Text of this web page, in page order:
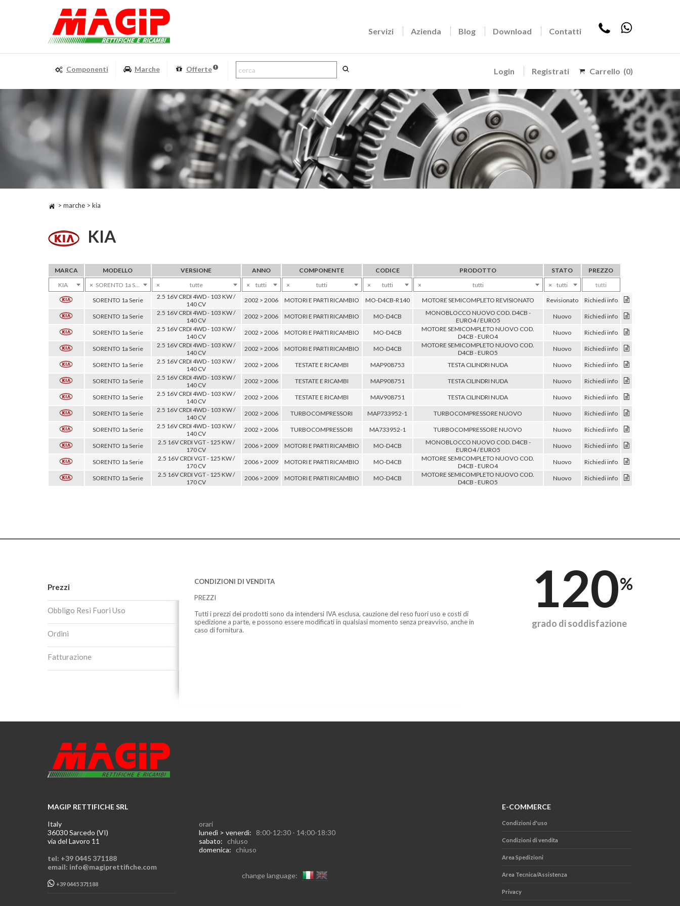
Servizi Azienda Blog Download Contatti
Login Registrati Carrello (0)
Componenti Marche Offerte
> marche > kia
KIA
MARCA MODELLO VERSIONE ANNO COMPONENTE CODICE PRODOTTO STATO
PREZZO
KIA
× SORENTO 1a Serie × tutte × tutti × tutti × tutti × tutti × tutti
tutti
SORENTO 1a Serie
2.5 16V CRDI 4WD - 103 KW /
140 CV
2002 > 2006 MOTORI E PARTI RICAMBIO MO-D4CB-R140 MOTORE SEMICOMPLETO REVISIONATO Revisionato Richiedi info
SORENTO 1a Serie
2.5 16V CRDI 4WD - 103 KW /
140 CV
2002 > 2006 MOTORI E PARTI RICAMBIO MO-D4CB
MONOBLOCCO NUOVO COD. D4CB -
EURO4 / EURO5
Nuovo Richiedi info
SORENTO 1a Serie
2.5 16V CRDI 4WD - 103 KW /
140 CV
2002 > 2006 MOTORI E PARTI RICAMBIO MO-D4CB
MOTORE SEMICOMPLETO NUOVO COD.
D4CB - EURO4
Nuovo Richiedi info
SORENTO 1a Serie
2.5 16V CRDI 4WD - 103 KW /
140 CV
2002 > 2006 MOTORI E PARTI RICAMBIO MO-D4CB
MOTORE SEMICOMPLETO NUOVO COD.
D4CB - EURO5
Nuovo Richiedi info
SORENTO 1a Serie
2.5 16V CRDI 4WD - 103 KW /
140 CV
2002 > 2006 TESTATE E RICAMBI MAP908753 TESTA CILINDRI NUDA Nuovo Richiedi info
SORENTO 1a Serie
2.5 16V CRDI 4WD - 103 KW /
140 CV
2002 > 2006 TESTATE E RICAMBI MAP908751 TESTA CILINDRI NUDA Nuovo Richiedi info
SORENTO 1a Serie
2.5 16V CRDI 4WD - 103 KW /
140 CV
2002 > 2006 TESTATE E RICAMBI MAV908751 TESTA CILINDRI NUDA Nuovo Richiedi info
SORENTO 1a Serie
2.5 16V CRDI 4WD - 103 KW /
140 CV
2002 > 2006 TURBOCOMPRESSORI MAP733952-1 TURBOCOMPRESSORE NUOVO Nuovo Richiedi info
SORENTO 1a Serie
2.5 16V CRDI 4WD - 103 KW /
140 CV
2002 > 2006 TURBOCOMPRESSORI MA733952-1 TURBOCOMPRESSORE NUOVO Nuovo Richiedi info
SORENTO 1a Serie
2.5 16V CRDI VGT - 125 KW /
170 CV
2006 > 2009 MOTORI E PARTI RICAMBIO MO-D4CB
MONOBLOCCO NUOVO COD. D4CB -
EURO4 / EURO5
Nuovo Richiedi info
SORENTO 1a Serie
2.5 16V CRDI VGT - 125 KW /
170 CV
2006 > 2009 MOTORI E PARTI RICAMBIO MO-D4CB
MOTORE SEMICOMPLETO NUOVO COD.
D4CB - EURO4
Nuovo Richiedi info
SORENTO 1a Serie
2.5 16V CRDI VGT - 125 KW /
170 CV
2006 > 2009 MOTORI E PARTI RICAMBIO MO-D4CB
MOTORE SEMICOMPLETO NUOVO COD.
D4CB - EURO5
Nuovo Richiedi info
Prezzi
Obbligo Resi Fuori Uso
Ordini
Fatturazione
CONDIZIONI DI VENDITA
PREZZI
Tutti i prezzi dei prodotti sono da intendersi IVA esclusa, cauzione del reso fuori uso e costi di
spedizione a parte, e possono essere modificati in qualsiasi momento senza preavviso, anche in
caso di fornitura.
120%
grado di soddisfazione
MAGIP RETTIFICHE SRL
Italy
36030 Sarcedo (VI)
via del Lavoro 11
tel: +39 0445 371188
email: info@magiprettifiche.com
+39 0445 371188
orari
lunedì > venerdì: 8:00-12:30 - 14:00-18:30
sabato: chiuso
domenica: chiuso
change language:
E-COMMERCE
Condizioni d'uso
Condizioni di vendita
Area Spedizioni
Area Tecnica/Assistenza
Privacy